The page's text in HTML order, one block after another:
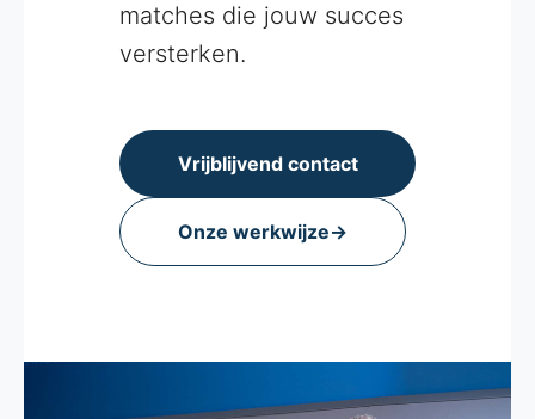
matches die jouw succes
versterken.
Vrijblijvend contact
Onze werkwijze→